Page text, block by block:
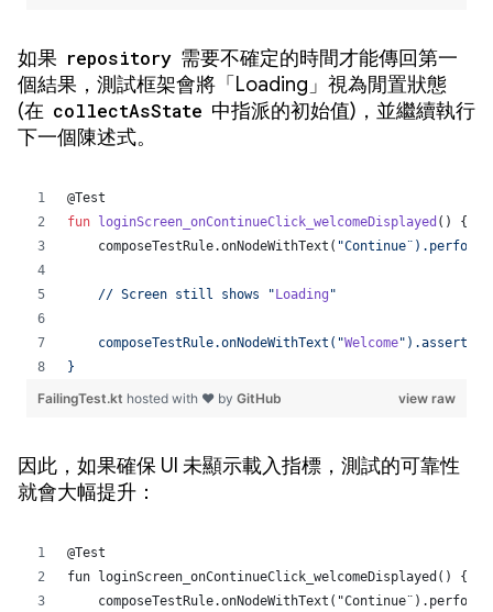
如果 repository 需要不確定的時間才能傳回第一
個結果，測試框架會將「Loading」視為閒置狀態
(在 collectAsState 中指派的初始值)，並繼續執行
下一個陳述式。
因此，如果確保 UI 未顯示載入指標，測試的可靠性
就會大幅提升：